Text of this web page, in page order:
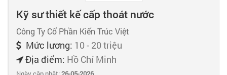
Kỹ sư thiết kế cấp thoát nước
Công Ty Cổ Phần Kiến Trúc Việt
Mức lương: 10 - 20 triệu
Địa điểm: Hồ Chí Minh